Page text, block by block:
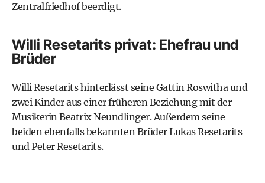
Zentralfriedhofbeerdigt.
Willi Resetarits privat: Ehefrau und
Brüder
Willi Resetarits hinterlässt seine Gattin Roswitha und
zwei Kinder aus einer früheren Beziehung mit der
Musikerin Beatrix Neundlinger. Außerdem seine
beiden ebenfalls bekannten BrüderLukas Resetarits
undPeter Resetarits.